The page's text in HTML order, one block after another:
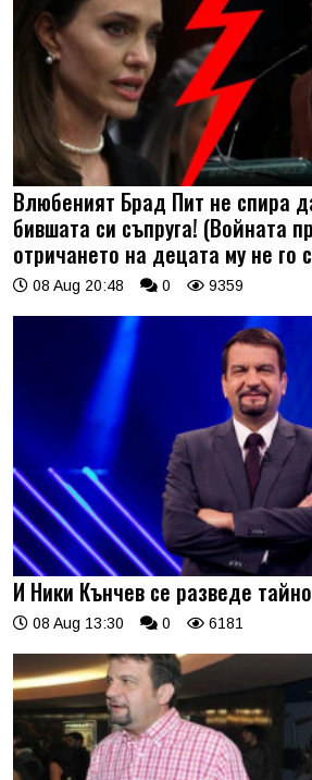
Влюбеният Брад Пит не спира
бившата си съпруга! (Войната
отричането на децата му не го
08 Aug 20:48 0 9359
И Ники Кънчев се разведе
08 Aug 13:30 0 6181